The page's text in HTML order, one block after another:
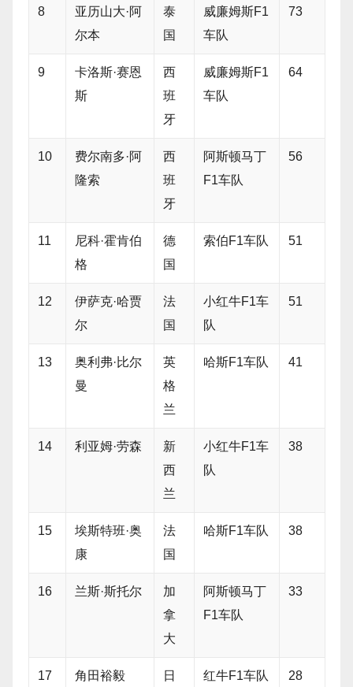
8
亚历山大·阿
尔本
泰
国
威廉姆斯F1
车队
73
9
卡洛斯·赛恩
斯
西
班
牙
威廉姆斯F1
车队
64
10
费尔南多·阿
隆索
西
班
牙
阿斯顿马丁
F1车队
56
11
尼科·霍肯伯
格
德
国
索伯F1车队 51
12
伊萨克·哈贾
尔
法
国
小红牛F1车
队
51
13
奥利弗·比尔
曼
英
格
兰
哈斯F1车队 41
14 利亚姆·劳森
新
西
兰
小红牛F1车
队
38
15
埃斯特班·奥
康
法
国
哈斯F1车队 38
16 兰斯·斯托尔
加
拿
大
阿斯顿马丁
F1车队
33
17 角田裕毅 日 红牛F1车队 28